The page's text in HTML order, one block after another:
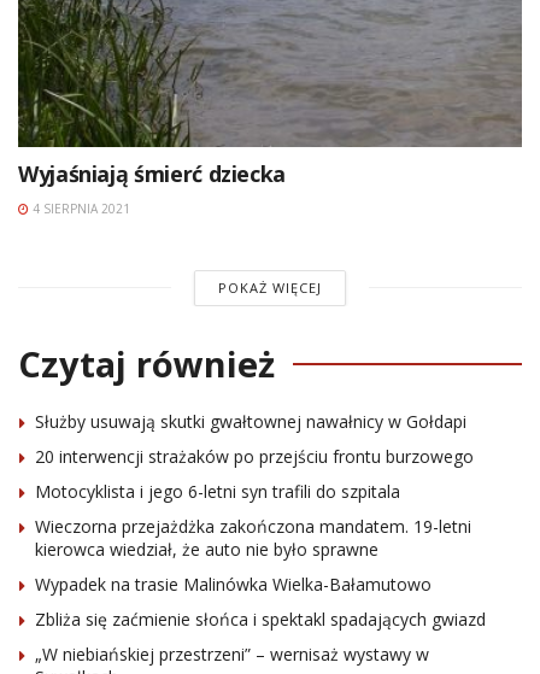
Wyjaśniają śmierć dziecka
4 SIERPNIA 2021
POKAŻ WIĘCEJ
Czytaj również
Służby usuwają skutki gwałtownej nawałnicy w Gołdapi
20 interwencji strażaków po przejściu frontu burzowego
Motocyklista i jego 6-letni syn trafili do szpitala
Wieczorna przejażdżka zakończona mandatem. 19-letni
kierowca wiedział, że auto nie było sprawne
Wypadek na trasie Malinówka Wielka-Bałamutowo
Zbliża się zaćmienie słońca i spektakl spadających gwiazd
„W niebiańskiej przestrzeni” – wernisaż wystawy w